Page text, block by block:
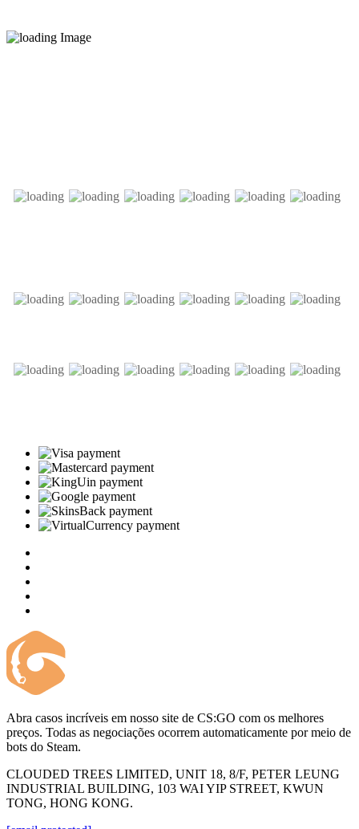
Abra casos incríveis em nosso site de CS:GO com os melhores
preços. Todas as negociações ocorrem automaticamente por meio de
bots do Steam.
CLOUDED TREES LIMITED, UNIT 18, 8/F, PETER LEUNG
INDUSTRIAL BUILDING, 103 WAI YIP STREET, KWUN
TONG, HONG KONG.